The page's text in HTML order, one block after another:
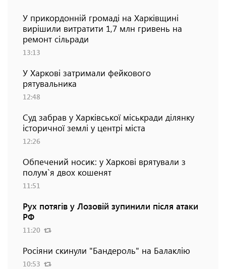
У прикордонній громаді на Харківщині
вирішили витратити 1,7 млн гривень на
ремонт сільради
13:13
У Харкові затримали фейкового
рятувальника
12:48
Суд забрав у Харківської міськради ділянку
історичної землі у центрі міста
12:26
Обпечений носик: у Харкові врятували з
полум`я двох кошенят
11:51
Рух потягів у Лозовій зупинили після атаки
РФ
11:20
Росіяни скинули "Бандероль" на Балаклію
10:53